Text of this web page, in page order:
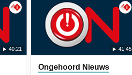
40:21 41:45
Ongehoord Nieuws